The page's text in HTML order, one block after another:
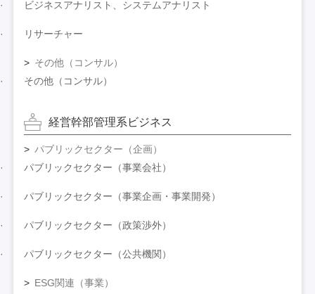
ビジネスアナリスト、システムアナリスト
リサーチャー
その他（コンサル）
その他（コンサル）
経営幹部管理系ビジネス
パブリックセクター（企画）
パブリックセクター（事業会社）
パブリックセクター（事業企画・事業開発）
パブリックセクター（政策渉外）
パブリックセクター（公共機関）
ESG関連（事業）